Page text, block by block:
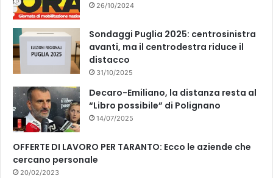
26/10/2024
Sondaggi Puglia 2025: centrosinistra
avanti, ma il centrodestra riduce il
distacco
31/10/2025
Decaro-Emiliano, la distanza resta al
“Libro possibile” di Polignano
14/07/2025
OFFERTE DI LAVORO PER TARANTO: Ecco le aziende che
cercano personale
20/02/2023